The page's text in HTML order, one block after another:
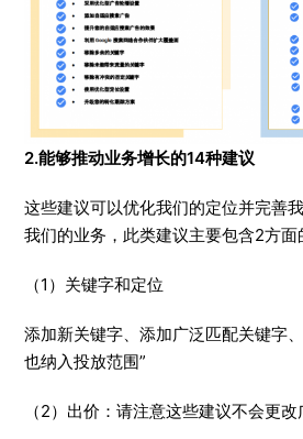
2.能够推动业务增长的14种建议
这些建议可以优化我们的定位并完善
我们的业务，此类建议主要包含2方面
（1）关键字和定位
添加新关键字、添加广泛匹配关键字
也纳入投放范围”
（2）出价：请注意这些建议不会更